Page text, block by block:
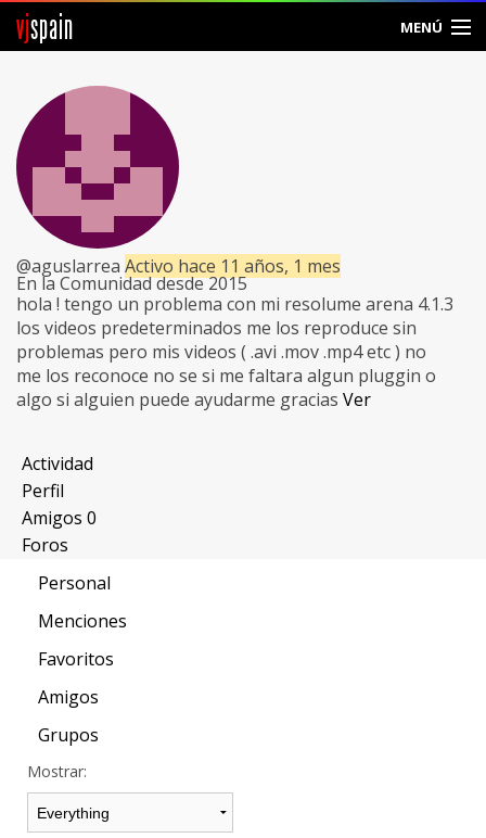
vjspain MENÚ
Foros
Noticias
Vjspain
Ayuda
Contacto
Entrar
@aguslarrea Activo hace 11 años, 1 mes
En la Comunidad desde 2015
hola ! tengo un problema con mi resolume arena 4.1.3
los videos predeterminados me los reproduce sin
problemas pero mis videos ( .avi .mov .mp4 etc ) no
me los reconoce no se si me faltara algun pluggin o
algo si alguien puede ayudarme gracias Ver
Actividad
Perfil
Amigos 0
Foros
Personal
Menciones
Favoritos
Amigos
Grupos
Mostrar: